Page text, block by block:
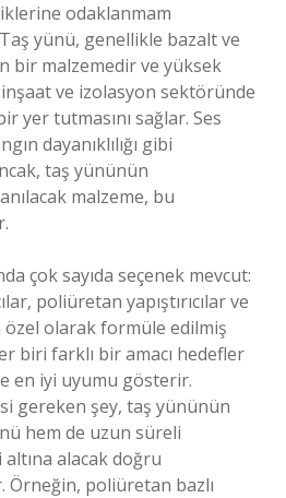
odaklanmam
yünü, genellikle bazalt ve
bir malzemedir ve yüksek
inşaat ve izolasyon sektöründe
yer tutmasını sağlar. Ses
dayanıklılığı gibi
taş yününün
malzeme, bu
çok sayıda seçenek mevcut:
poliüretan yapıştırıcılar ve
özel olarak formüle edilmiş
biri farklı bir amacı hedefler
en iyi uyumu gösterir.
gereken şey, taş yününün
hem de uzun süreli
altına alacak doğru
Örneğin, poliüretan bazlı